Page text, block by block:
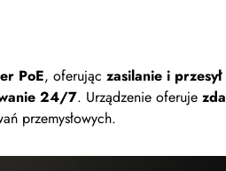
PoE, oferując zasilanie i
24/7. Urządzenie oferuje
przemysłowych.